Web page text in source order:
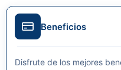
Beneficios
Disfrute de los mejores